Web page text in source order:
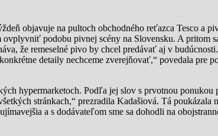
objavuje na pultoch obchodného reťazca Tesco a
podobu pivnej scény na Slovensku. A pritom
že remeselné pivo by chcel predávať aj v
detaily nechceme zverejňovať,“ povedala pre
hypermarketoch. Podľa jej slov s prvotnou ponukou
stránkach,“ prezradila Kadašiová. Tá poukázala
a s dodávateľom sme sa dohodli na